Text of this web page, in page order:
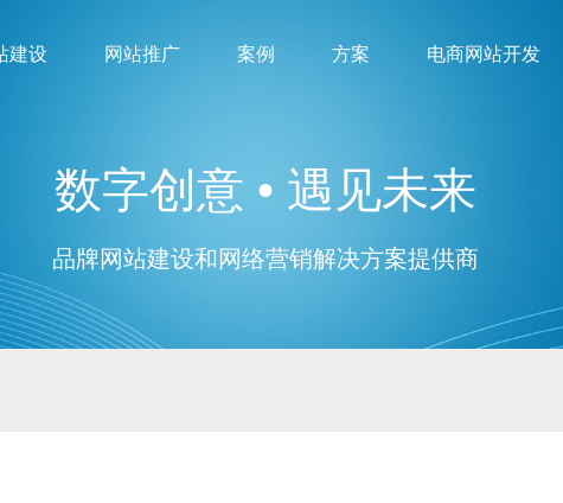
建设 网站推广 案例 方案 电商网站开发
数字创意 • 遇见未来
品牌网站建设和网络营销解决方案提供商